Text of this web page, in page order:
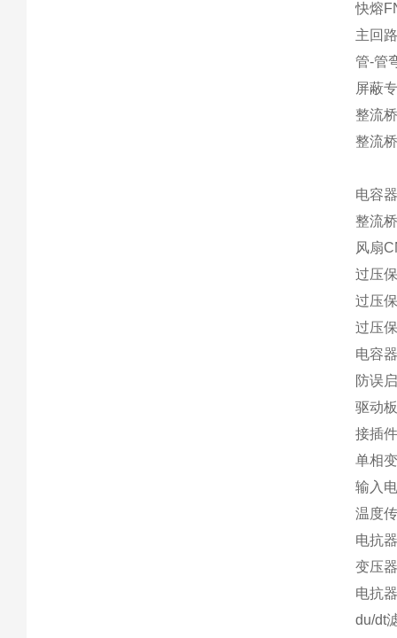
快熔
主回
管-管
屏蔽
整流
整流
电容
整流
风扇
过压
过压
过压
电容
防误
驱动
接插
单相
输入
温度
电抗
变压
电抗
du/dt